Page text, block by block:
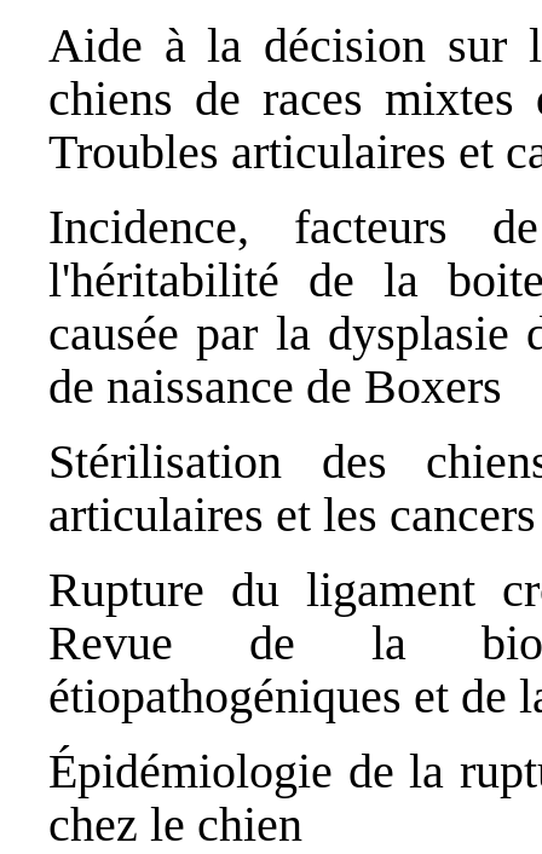
Aide à la décision sur
chiens de races
Troubles articulaires et
Incidence, facteurs
l'héritabilité de la
causée par la dysplasie
de naissance de Boxers
Stérilisation des
articulaires et les
Rupture du ligament
Revue de la
étiopathogéniques et de
Épidémiologie de la
chez le chien